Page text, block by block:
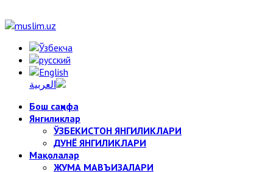
Бош саҳифа
Янгиликлар
ЎЗБЕКИСТОН ЯНГИЛИКЛАРИ
ДУНЁ ЯНГИЛИКЛАРИ
Мақолалар
ЖУМА МАВЪИЗАЛАРИ